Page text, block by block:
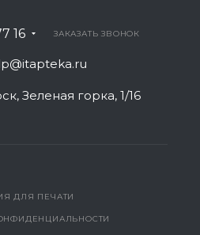
16 ЗАКАЗАТЬ ЗВОНОК
Зеленая горка, 1/16
ДЛЯ ПЕЧАТИ